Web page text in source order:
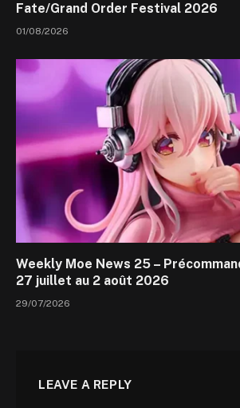
Fate/Grand Order Festival 2026
01/08/2026
Weekly Moe News 25 –
27 juillet au 2 août 2026
29/07/2026
LEAVE A REPLY